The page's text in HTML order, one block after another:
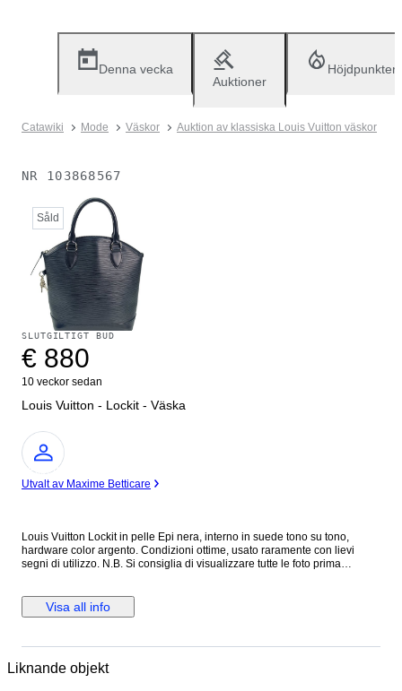
Denna vecka
Auktioner
Höjdpunkter
Catawiki Mode Väskor Auktion av klassiska Louis Vuitton väskor
NR 103868567
Såld
SLUTGILTIGT BUD
€ 880
10 veckor sedan
Louis Vuitton - Lockit - Väska
Expert
Utvalt av Maxime Betticare
Louis Vuitton Lockit in pelle Epi nera, interno in suede tono su tono,
hardware color argento. Condizioni ottime, usato raramente con lievi
segni di utilizzo. N.B. Si consiglia di visualizzare tutte le foto prima
Visa all info
Liknande objekt